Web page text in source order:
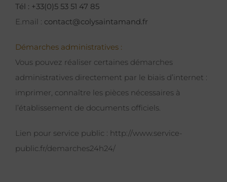
Tél : +33(0)5 53 51 47 85
E.mail : contact@colysaintamand.fr
Démarches administratives :
Vous pouvez réaliser certaines démarches
administratives directement par le biais d’internet :
imprimer, connaître les pièces nécessaires à
l’établissement de documents officiels.
Lien pour service public : http://www.service-
public.fr/demarches24h24/